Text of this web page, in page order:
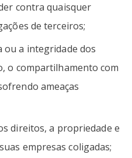
contra quaisquer
de terceiros;
ou a integridade dos
o compartilhamento com
ameaças
direitos, a propriedade e
empresas coligadas;